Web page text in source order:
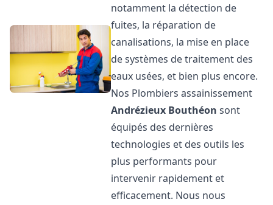
notamment la détection de
fuites, la réparation de
canalisations, la mise en place
de systèmes de traitement des
eaux usées, et bien plus encore.
Nos Plombiers assainissement
Andrézieux Bouthéon sont
équipés des dernières
technologies et des outils les
plus performants pour
intervenir rapidement et
efficacement. Nous nous